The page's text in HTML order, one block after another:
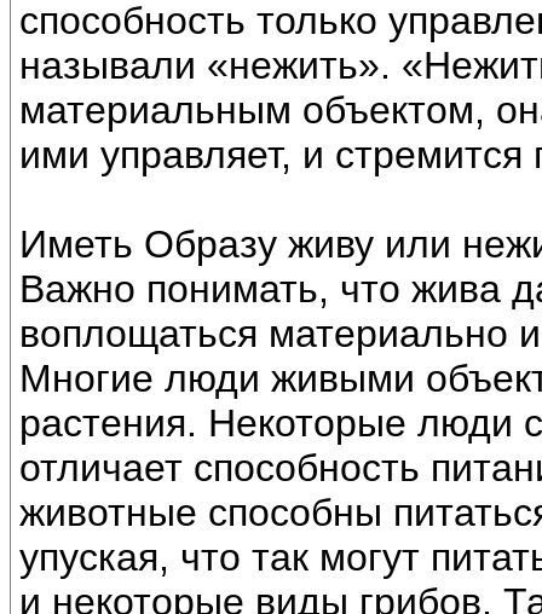
способность только
называли «нежить».
материальным объектом,
ими управляет, и стремится
Иметь Образу живу или
Важно понимать, что жива
воплощаться материально
Многие люди живыми
растения. Некоторые люди
отличает способность
животные способны
упуская, что так могут
и некоторые виды грибов.